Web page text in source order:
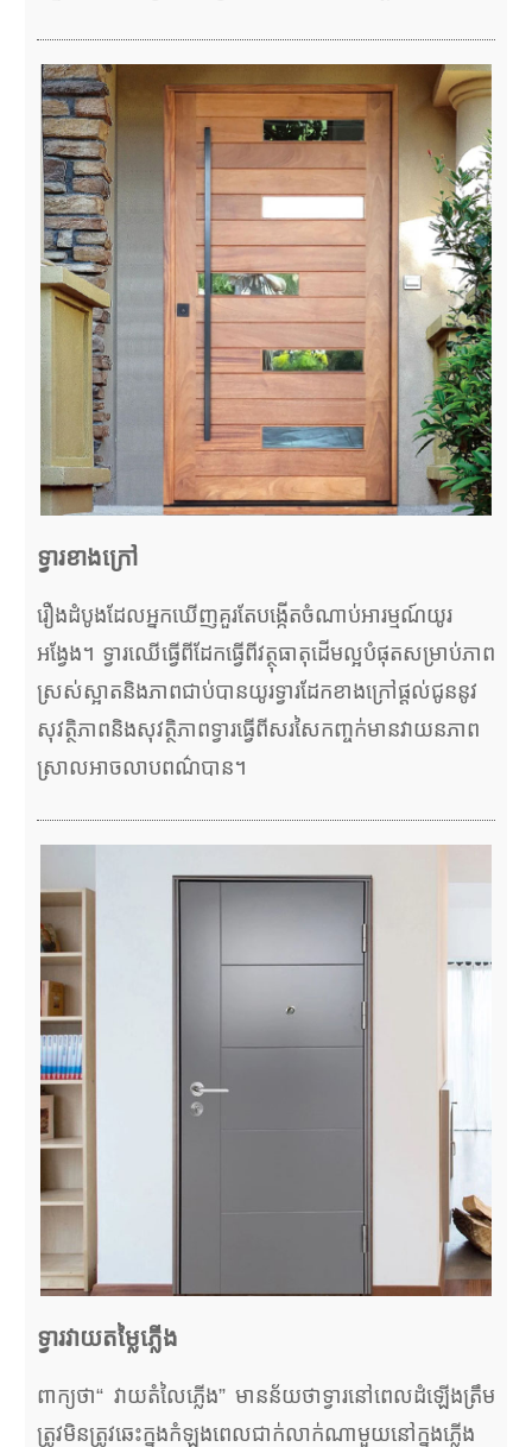
ទ្វារខាងក្រៅ
រឿងដំបូងដែលអ្នកឃើញគួរតែបង្កើតចំណាប់អារម្មណ៍យូរ
អង្វែង។ ទ្វារឈើធ្វើពីដែកធ្វើពីវត្ថុធាតុដើមល្អបំផុតសម្រាប់ភាព
ស្រស់ស្អាតនិងភាពជាប់បានយូរទ្វារដែកខាងក្រៅផ្តល់ជូននូវ
សុវត្ថិភាពនិងសុវត្ថិភាពទ្វារធ្វើពីសរសៃកញ្ចក់មានវាយនភាព
ស្រាលអាចលាបពណ៌បាន។
ទ្វារវាយតម្លៃភ្លើង
ពាក្យថា“ វាយតំលៃភ្លើង” មានន័យថាទ្វារនៅពេលដំឡើងត្រឹម
ត្រូវមិនត្រូវឆេះក្នុងកំឡុងពេលជាក់លាក់ណាមួយនៅក្នុងភ្លើង